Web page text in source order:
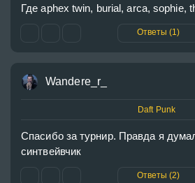
Где aphex twin, burial, arca, sophie,
Ответы (1)
Wandere_r_
Daft Punk
Спасибо за турнир. Правда я
синтвейвчик
Ответы (2)